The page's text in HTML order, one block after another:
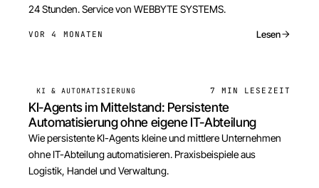
24 Stunden. Service von WEBBYTE SYSTEMS.
VOR 4 MONATEN Lesen
KI & AUTOMATISIERUNG 7 MIN LESEZEIT
KI-Agents im Mittelstand: Persistente
Automatisierung ohne eigene IT-Abteilung
Wie persistente KI-Agents kleine und mittlere Unternehmen
ohne IT-Abteilung automatisieren. Praxisbeispiele aus
Logistik, Handel und Verwaltung.